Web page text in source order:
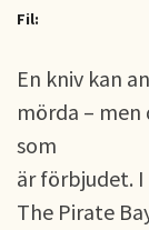
Fil:
En kniv kan
mörda –
som
är förbjudet.
The Pirate